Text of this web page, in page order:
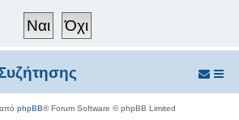
phpBB® Forum Software © phpBB Limited